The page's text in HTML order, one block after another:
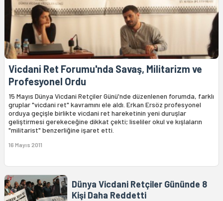
Vicdani Ret Forumu'nda Savaş, Militarizm ve
Profesyonel Ordu
15 Mayıs Dünya Vicdani Retçiler Günü'nde düzenlenen forumda, farklı
gruplar "vicdani ret" kavramını ele aldı. Erkan Ersöz profesyonel
orduya geçişle birlikte vicdani ret hareketinin yeni duruşlar
geliştirmesi gerekeceğine dikkat çekti; liseliler okul ve kışlaların
"militarist" benzerliğine işaret etti.
16 Mayıs 2011
Dünya Vicdani Retçiler Gününde 8
Kişi Daha Reddetti